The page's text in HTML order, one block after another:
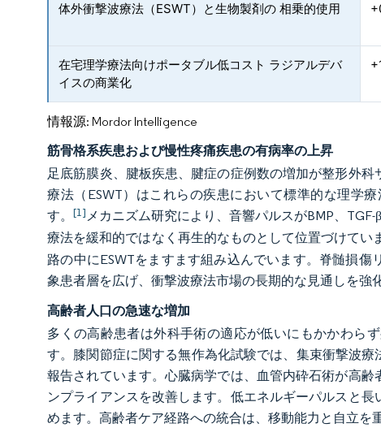
体外衝撃波療法（ESWT）と生物製剤の 相乗的使用
在宅理学療法向けポータブル低コスト ラジアルデバ
イスの商業化
情報源: Mordor Intelligence
筋骨格系疾患および慢性疼痛疾患の有病率の上昇
足底筋膜炎、腱板疾患、腱症の症例数の増加が整形外
療法（ESWT）はこれらの疾患において標準的な理学
す。[1]メカニズム研究により、音響パルスがBMP、
療法を緩和的ではなく再生的なものとして位置づけてい
路の中にESWTをますます組み込んでいます。脊髄損
象患者層を広げ、衝撃波療法市場の長期的な見通しを強
高齢者人口の急速な増加
多くの高齢患者は外科手術の適応が低いにもかかわら
す。膝関節症に関する無作為化試験では、集束衝撃波
報告されています。心臓病学では、血管内砕石術が高
ンプライアンスを改善します。低エネルギーパルスと
めます。高齢者ケア経路への統合は、移動能力と自立を